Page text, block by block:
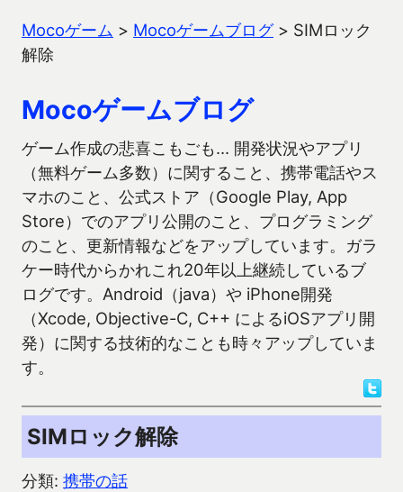
Mocoゲーム > Mocoゲームブログ> SIMロック
解除
Mocoゲームブログ
ゲーム作成の悲喜こもごも… 開発状況やアプリ
（無料ゲーム多数）に関すること、携帯電話やス
マホのこと、公式ストア（Google Play, App
Store）でのアプリ公開のこと、プログラミング
のこと、更新情報などをアップしています。ガラ
ケー時代からかれこれ20年以上継続しているブ
ログです。Android（java）や iPhone開発
（Xcode, Objective-C, C++ によるiOSアプリ開
発）に関する技術的なことも時々アップしていま
す。
SIMロック解除
分類: 携帯の話